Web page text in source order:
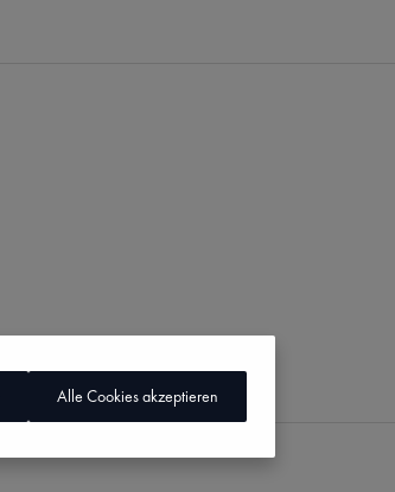
Alle Cookies akzeptieren